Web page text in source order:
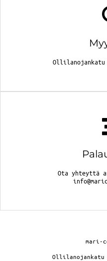
Ollilanojankatu
Ota yhteyttä
mari-
Ollilanojankatu